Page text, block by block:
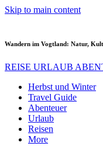
Skip to main content
Wandern im Vogtland: Natur,
REISE URLAUB
Herbst und Winter
Travel Guide
Abenteuer
Urlaub
Reisen
More